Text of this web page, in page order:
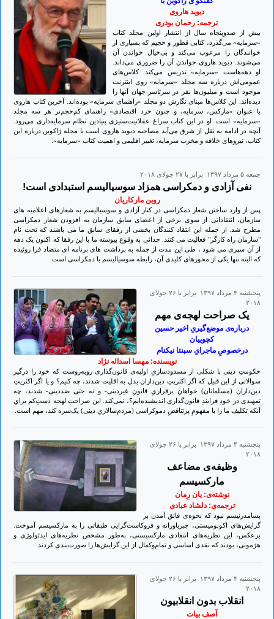
دیوید هاروی
ترجمه: رحمان بوذری
بیش از صدوپنجاه سال از انتشار اولین مجلد کتاب
«سرمایه» می‌گذرد، کتابی قطور و حجیم که بسیاری از
خوانندگان را مرعوب می‌کند و بی‌خیال خواندن آن
می‌شوند. دیوید هاروی خواندن آن را ضروری می‌داند.
او دهه‌هاست «سرمایه» تدریس می‌کند. کلاس‌های
عمومی‌اش درباره سه مجلد «سرمایه» روی اینترنت
موجود است و میلیون‌ها نفر در سرتاسر جهان آنها را
دیده‌اند. این کلاس‌ها مبنای نگارش دو مجلد «راهنمای سرمایه» بوده‌اند. آخرین کتاب هاروی
با عنوان «مارکس، سرمایه، و جنون خرد اقتصادی» راهنمای کم‌حجم‌تر هر سه مجلد
«سرمایه» است. او در این کتاب سراغ عقلانیت‌ستیزی بنیادین نظام سرمایه‌داری می‌رود.
آنچه در ادامه به نقل از شرق می‌آید مصاحبه دیوید هاروی است با مجله ژاکوبن درباره این
کتاب، نیروهای خلاقه و مخرب سرمایه، تغییر اقلیمی و اهمیت کتاب «سرمایه».
جمعه ۵ مرداد ۱۳۹۷ برابر با ۲۷ جولای ۲۰۱۸
نفی آزادی و دمکراسی همزاد سوسیالیسم استبدادی است!
روبن مارکاریان
پس از وارد ساختن شعار دمکراسی در کنار آزادی و سوسیالیسم به شعارهای اعلامیه های
سازمان، انتقاداتی از سوی برخی از اعضای سابق سازمان به افزودن شعار دمکراسی
مطرح شد. از جمله این انتقاد کنندگان بخشی از رفقای سابق ما می باشند که تحت نام
"سازمان راه کارگر" فعالیت می کنند. جدائی به وقوع پیوسته ما با این رفقا که اکنون یک دهه
از آن سپری می شود ، طی این مدت از جمله به برداشت های برنامه ای متضاد فرا روئیده
که البته تنها یکی از محورهای کلیدی آن، رابطه سوسیالیسم با دمکراسی است.
پنجشنبه ۴ مرداد ۱۳۹۷ برابر با ۲۶ جولای
۲۰۱۸
یک صراحت لهجه‌ی مهم
درباره‌ی موضع‌گیریِ اخیر حسین
کچوییان
درخصوصِ ماجرایِ سپنتا نیکنام
نویسنده: مهسا اسداله نژاد
حکومتِ دینی با شکلی از مسدودسازیِ اولیه‌ی قانون‌گذاری روبه‌روست که خود را درگیر
سوالاتی از این قبیل که اگر اکثریتِ دین‌داران بدل به اقلیت شدند، چه کنیم؟ و یا اگر اکثریتِ
دین‌داران (مسلمانان) خواهانِ برقراریِ قانونِ غیردینی- و نه حتی ضددینی- شدند، چه
تمهیدی در خودِ فرایندِ قانون‌گذاری اندیشیده‌ایم؟، نمی‌کند. این صراحتِ لهجه دستِ‌کم برایِ
آنکه تکلیف ما را با مفهومِ پرتناقضِ دموکراسی (مردم‌سالاریِ دینی) یک‌سره کند، مهم است.
پنجشنبه ۴ مرداد ۱۳۹۷ برابر با ۲۶ جولای
۲۰۱۸
وظیفه‌ی مضاعف
مارکسیسم
نوشته‌ی: یان رِمان
ترجمه‌ی: دلشاد عبادی
پسامدرنیسم نبود که نحوه‌ی فائق آمدن بر
گرایش‌های اکونومیستی، جبرباورانه و فروکاست‌گرایی طبقاتی را به مارکسیسم آموخت.
برعکس، این نظریه‌های انتقادی مارکسیستی، به‌طور مشخص نظریه‌های ایدئولوژی و
هژمونی، بودند که نقدی اساسی و تمام‌وکمال از این گرایش‌ها را صورت‌بندی کردند.
پنجشنبه ۴ مرداد ۱۳۹۷ برابر با ۲۶ جولای
۲۰۱۸
انقلاب بدون انقلابيون
آصف بیات